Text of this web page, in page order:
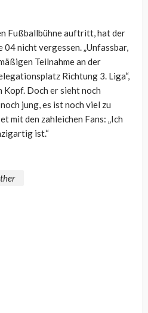
Fußballbühne auftritt, hat der
04 nicht vergessen. „Unfassbar,
Teilnahme an der
Richtung 3. Liga“,
Doch er sieht noch
jung, es ist noch viel zu
mit den zahleichen Fans: „Ich
ist.“